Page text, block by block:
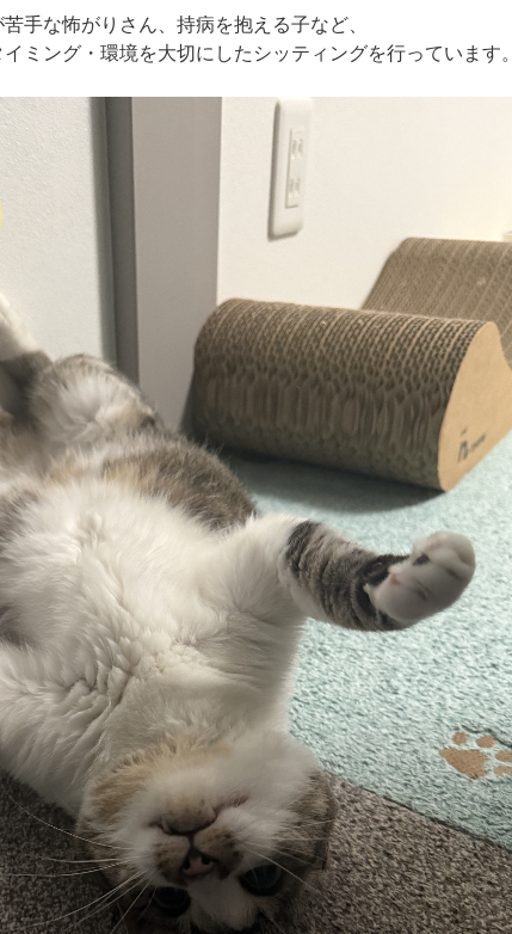
手な怖がりさん、持病を抱える子など、
ミング・環境を大切にしたシッティングを行っています。